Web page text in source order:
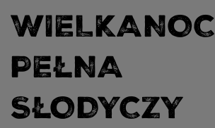
WIELKANOC
PEŁNA
SŁODYCZY